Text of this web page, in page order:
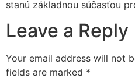
stanú základnou súčasťou
Leave a Reply
Your email address will not
fields are marked *